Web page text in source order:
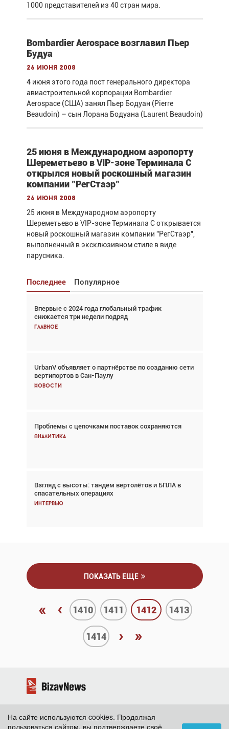
1000 представителей из 40 стран мира.
Bombardier Aerospace возглавил Пьер
Будуа
26 июня 2008
4 июня этого года пост генерального директора
авиастроительной корпорации Bombardier
Aerospace (США) занял Пьер Бодуан (Pierre
Beaudoin) – сын Лорана Бодуана (Laurent Beaudoin)
25 июня в Международном аэропорту
Шереметьево в VIP-зоне Терминала С
открылся новый роскошный магазин
компании "РегСтаэр"
26 июня 2008
25 июня в Международном аэропорту
Шереметьево в VIP-зоне Терминала С открывается
новый роскошный магазин компании "РегСтаэр",
выполненный в эксклюзивном стиле в виде
парусника.
Последнее Популярное
Впервые с 2024 года глобальный трафик
снижается три недели подряд
Главное
UrbanV объявляет о партнёрстве по созданию сети
вертипортов в Сан-Паулу
Новости
Проблемы с цепочками поставок сохраняются
Аналитика
Взгляд с высоты: тандем вертолётов и БПЛА в
спасательных операциях
Интервью
Взгляд с высоты: тандем вертолётов и БПЛА в
спасательных операциях
Главное
Авиационный фотограф Дэйв Кох: «Фотография
говорит сама за себя... а ИИ всё портит»
Новости
Впервые с 2024 года глобальный трафик
снижается три недели подряд
Частный самолёт – это актив. Подходите к
покупке соответствующим образом
Интервью
ПОКАЗАТЬ ЕЩЕ
« ‹ 1410 1411 1412 1413
1414 › »
2026 ©BizavNews
На сайте используются cookies. Продолжая
пользоваться сайтом, вы подтверждаете своё